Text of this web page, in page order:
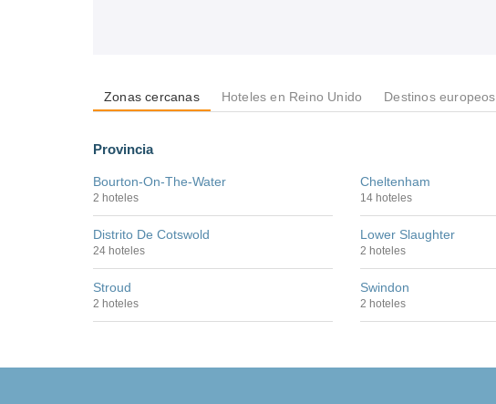
Zonas cercanas Hoteles en Reino Unido Destinos europeos
Provincia
Bourton-On-The-Water
2 hoteles
Cheltenham
14 hoteles
Distrito De Cotswold
24 hoteles
Lower Slaughter
2 hoteles
Stroud
2 hoteles
Swindon
2 hoteles